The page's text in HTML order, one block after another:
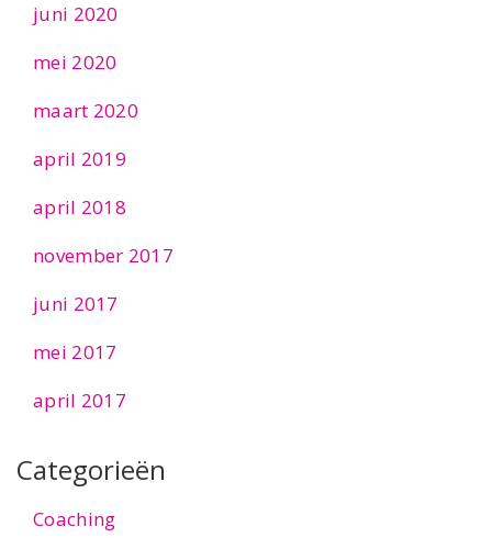
juni 2020
mei 2020
maart 2020
april 2019
april 2018
november 2017
juni 2017
mei 2017
april 2017
Categorieën
Coaching